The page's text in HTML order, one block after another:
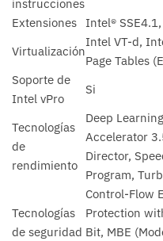
instrucciones
Extensiones
Intel®
Virtualización
Intel VT-d,
Page Tables
Soporte de
Intel vPro
Si
Tecnologías
de
rendimiento
Deep
Accelerator
Director,
Program,
Tecnologías
de seguridad
Control-Flow
Protection
Bit, MBE